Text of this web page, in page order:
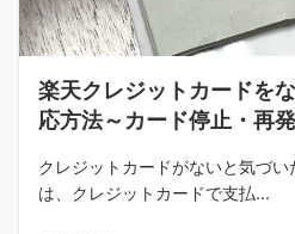
楽天クレジットカードを
応方法～カード停止・再
クレジットカードがないと気づ
は、クレジットカードで支払...